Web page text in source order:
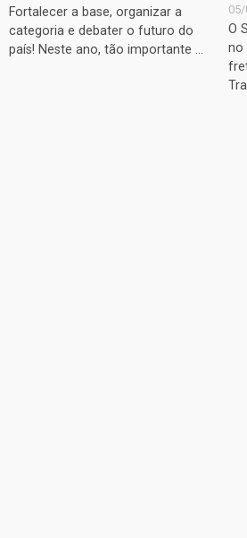
Fortalecer a base, organizar a
categoria e debater o futuro do
país! Neste ano, tão importante ...
O
no